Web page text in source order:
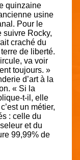
quinzaine
usine
Pour le
suivre Rocky,
craché du
de liberté.
va voir
toujours. »
d’art à la
« Si la
t-il, elle
un métier,
: celle du
et du
99,99% de